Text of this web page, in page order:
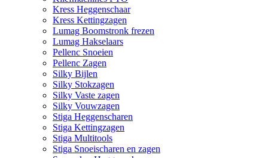
Kress Heggenschaar
Kress Kettingzagen
Lumag Boomstronk frezen
Lumag Hakselaars
Pellenc Snoeien
Pellenc Zagen
Silky Bijlen
Silky Stokzagen
Silky Vaste zagen
Silky Vouwzagen
Stiga Heggenscharen
Stiga Kettingzagen
Stiga Multitools
Stiga Snoeischaren en zagen